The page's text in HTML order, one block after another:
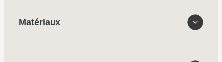
Matériaux